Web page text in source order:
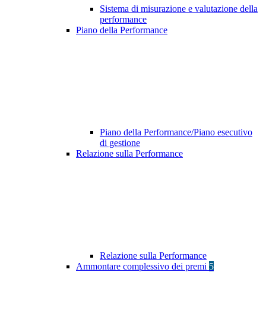
Sistema di misurazione e valutazione della
performance
Piano della Performance
Piano della Performance/Piano esecutivo
di gestione
Relazione sulla Performance
Relazione sulla Performance
Ammontare complessivo dei premi 5